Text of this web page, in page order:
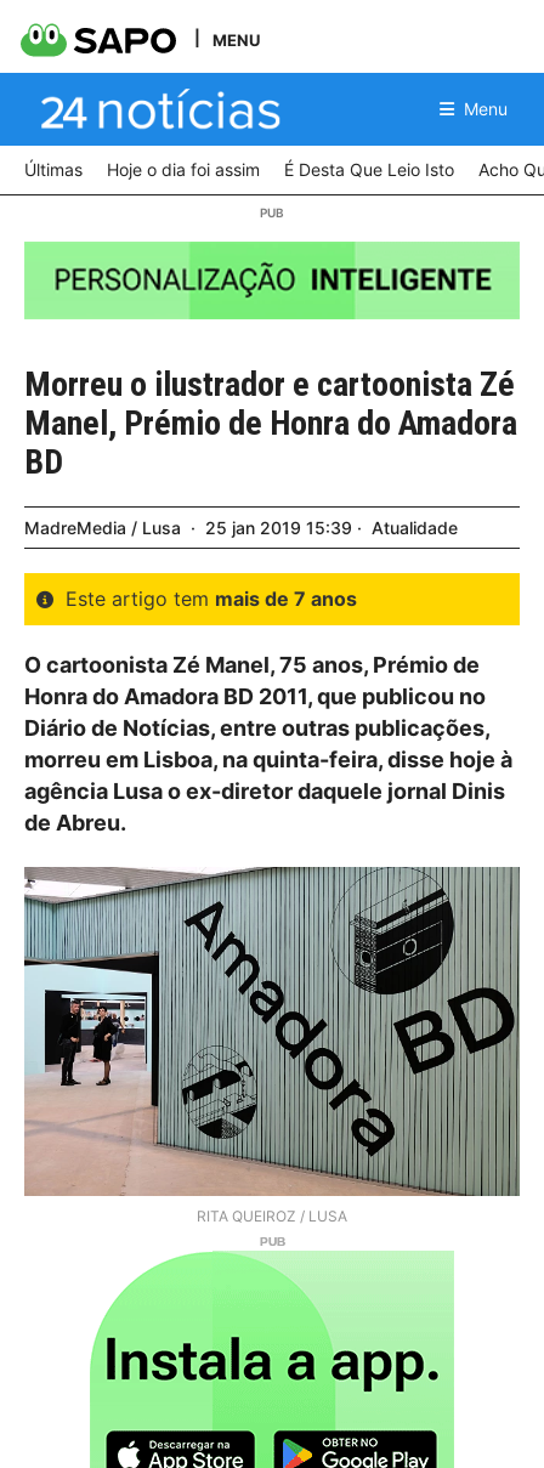
MENU
Menu
Últimas Hoje o dia foi assim É Desta Que Leio Isto Acho
Morreu o ilustrador e cartoonista Zé
Manel, Prémio de Honra do Amadora
BD
MadreMedia / Lusa 25 jan 2019 15:39 Atualidade
Este artigo tem mais de 7 anos
O cartoonista Zé Manel, 75 anos, Prémio de
Honra do Amadora BD 2011, que publicou no
Diário de Notícias, entre outras publicações,
morreu em Lisboa, na quinta-feira, disse hoje à
agência Lusa o ex-diretor daquele jornal Dinis
de Abreu.
RITA QUEIROZ / LUSA